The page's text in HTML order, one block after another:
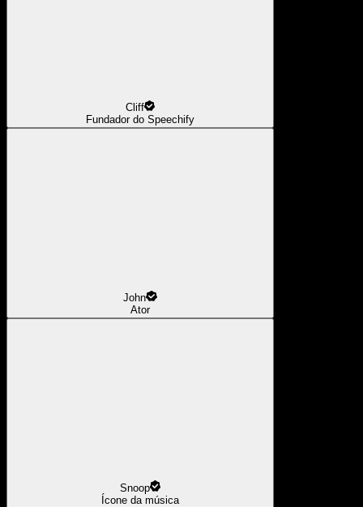
Cliff
Fundador do Speechify
John
Ator
Snoop
Ícone da música